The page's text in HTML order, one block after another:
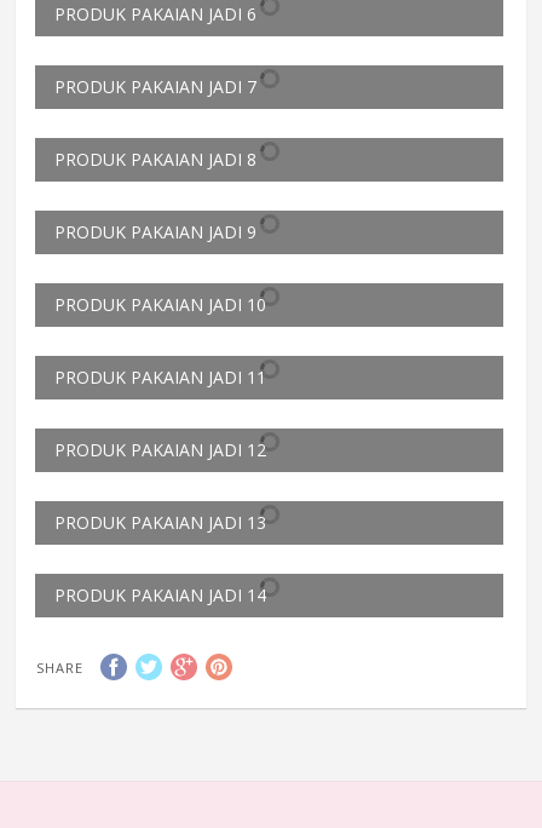
PRODUK PAKAIAN JADI 6
PRODUK PAKAIAN JADI 7
PRODUK PAKAIAN JADI 8
PRODUK PAKAIAN JADI 9
PRODUK PAKAIAN JADI 10
PRODUK PAKAIAN JADI 11
PRODUK PAKAIAN JADI 12
PRODUK PAKAIAN JADI 13
PRODUK PAKAIAN JADI 14
SHARE